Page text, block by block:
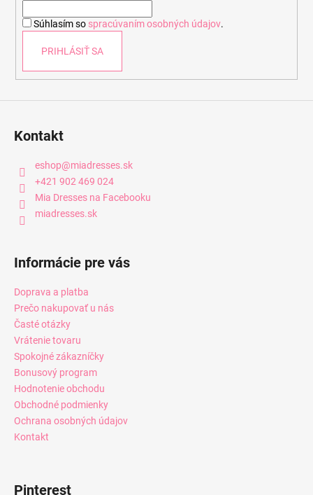
Súhlasím so spracúvaním osobných údajov.
PRIHLÁSIŤ SA
Kontakt
eshop@miadresses.sk
+421 902 469 024
Mia Dresses na Facebooku
miadresses.sk
Informácie pre vás
Doprava a platba
Prečo nakupovať u nás
Časté otázky
Vrátenie tovaru
Spokojné zákazníčky
Bonusový program
Hodnotenie obchodu
Obchodné podmienky
Ochrana osobných údajov
Kontakt
Pinterest